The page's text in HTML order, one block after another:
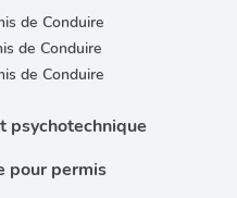
de Conduire
de Conduire
de Conduire
psychotechnique
pour permis